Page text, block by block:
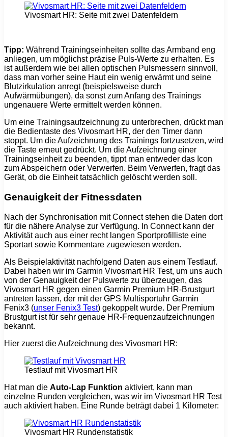
Vivosmart HR: Seite mit zwei Datenfeldern
Tipp: Während Trainingseinheiten sollte das Armband eng
anliegen, um möglichst präzise Puls-Werte zu erhalten. Es
ist außerdem wie bei allen optischen Pulsmessern sinnvoll,
dass man vorher seine Haut ein wenig erwärmt und seine
Blutzirkulation anregt (beispielsweise durch
Aufwärmübungen), da sonst zum Anfang des Trainings
ungenauere Werte ermittelt werden können.
Um eine Trainingsaufzeichnung zu unterbrechen, drückt man
die Bedientaste des Vivosmart HR, der den Timer dann
stoppt. Um die Aufzeichnung des Trainings fortzusetzen, wird
die Taste erneut gedrückt. Um die Aufzeichnung einer
Trainingseinheit zu beenden, tippt man entweder das Icon
zum Abspeichern oder Verwerfen. Beim Verwerfen, fragt das
Gerät, ob die Einheit tatsächlich gelöscht werden soll.
Genauigkeit der Fitnessdaten
Nach der Synchronisation mit Connect stehen die Daten dort
für die nähere Analyse zur Verfügung. In Connect kann der
Aktivität auch aus einer recht langen Sportprofilliste eine
Sportart sowie Kommentare zugewiesen werden.
Als Beispielaktivität nachfolgend Daten aus einem Testlauf.
Dabei haben wir im Garmin Vivosmart HR Test, um uns auch
von der Genauigkeit der Pulswerte zu überzeugen, das
Vivosmart HR gegen einen Garmin Premium HR-Brustgurt
antreten lassen, der mit der GPS Multisportuhr Garmin
Fenix3 (unser Fenix3 Test) gekoppelt wurde. Der Premium
Brustgurt ist für sehr genaue HR-Frequenzaufzeichnungen
bekannt.
Hier zuerst die Aufzeichnung des Vivosmart HR:
Testlauf mit Vivosmart HR
Hat man die Auto-Lap Funktion aktiviert, kann man
einzelne Runden vergleichen, was wir im Vivosmart HR Test
auch aktiviert haben. Eine Runde beträgt dabei 1 Kilometer:
Vivosmart HR Rundenstatistik